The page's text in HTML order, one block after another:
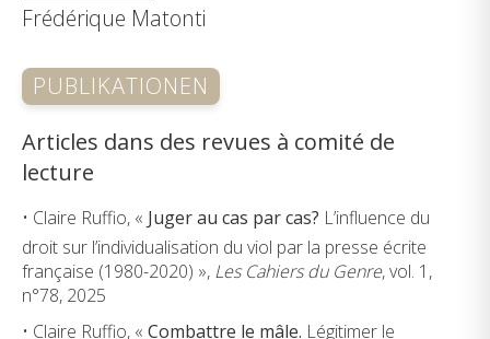
Frédérique Matonti
PUBLIKATIONEN
Articles dans des revues à comité de
lecture
• Claire Ruffio, « Juger au cas par cas? L’influence du
droit sur l’individualisation du viol par la presse écrite
française (1980-2020) », Les Cahiers du Genre, vol. 1,
n°78, 2025
• Claire Ruffio, « Combattre le mâle. Légitimer le